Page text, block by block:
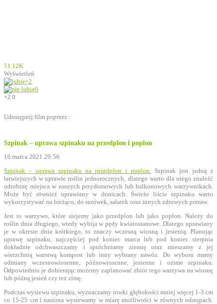
51.12K
Wyświetleń
+2
0
+2 0
Udostępnij film poprzez :
Szpinak – uprawa szpinaku na przedplon i poplon
16 marca 2021 20:56
Szpinak – uprawa szpinaku na przedplon i poplon.
Szpinak jest jedną z
łatwiejszych w uprawie roślin jednorocznych, dlatego warto dla niego znaleźć
odrobinę miejsca w naszych przydomowych lub balkonowych warzywnikach.
Może być również uprawiany w donicach. Świeże liście szpinaku warto
wykorzystywać na bieżąco, do surówek, sałatek oraz innych zdrowych potraw.
Jest to warzywo, które siejemy jako przedplon lub jako poplon. Należy do
roślin dnia długiego, wtedy wybija w pędy kwiatostanowe. Dlatego uprawiany
je w okresie dnia krótkiego, to znaczy wczesną wiosną i jesienią. Planując
uprawę szpinaku, najczęściej pod koniec marca lub pod koniec sierpnia
dokładnie odchwaszczamy i spulchniamy ziemię oraz mieszamy z jej
wierzchnią warstwą kompost lub inny wybrany nawóz. Do wyboru mamy
odmiany wczesnowiosenne, późnowiosenne, jesienne i ozime szpinaku.
Odpowiednio je dobierając możemy zaplanować zbiór tego warzywa na wiosnę
lub późną jesień czy też zimę.
Podczas wysiewu szpinaku, wyznaczamy rowki głębokości mniej więcej 1-3 cm
co 15-25 cm i nasiona wysiewamy w miarę możliwości w równych odstępach.